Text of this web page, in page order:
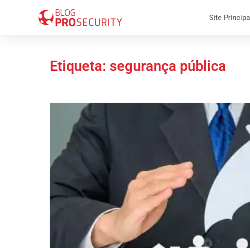
Site Principal
Etiqueta: segurança pública